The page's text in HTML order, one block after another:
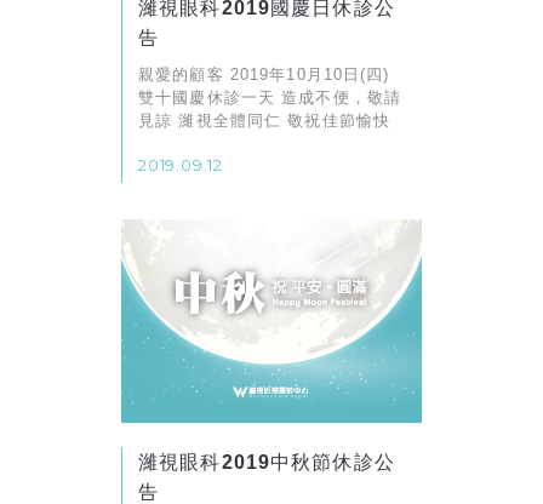
濰視眼科2019國慶日休診公
告
親愛的顧客 2019年10月10日(四)
雙十國慶休診一天 造成不便，敬請
見諒 濰視全體同仁 敬祝佳節愉快
2019.09.12
濰視眼科2019中秋節休診公
告